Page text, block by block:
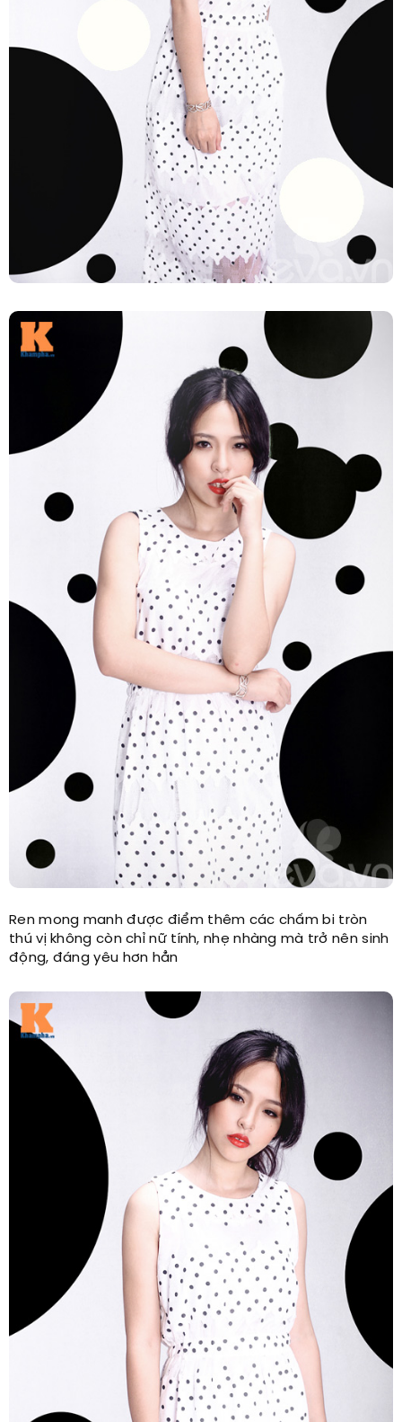
Ren mong manh được điểm thêm các chấm bi tròn
thú vị không còn chỉ nữ tính, nhẹ nhàng mà trở nên sinh
động, đáng yêu hơn hẳn